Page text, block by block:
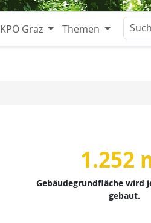
KPÖ Graz Themen
1.252
Gebäudegrundfläche wird
gebaut.